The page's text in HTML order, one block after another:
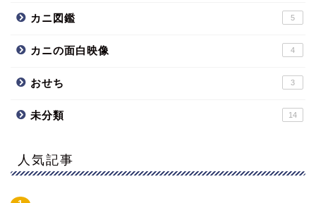
カニ図鑑 5
カニの面白映像 4
おせち 3
未分類 14
人気記事